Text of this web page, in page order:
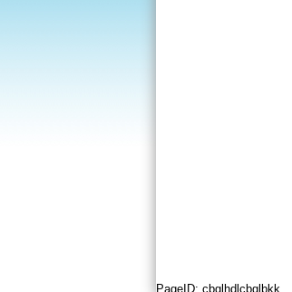
PageID: cbglhdlcbglbkk